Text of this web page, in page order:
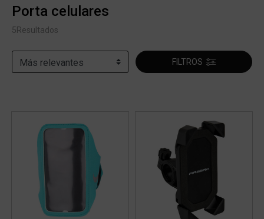
Porta celulares
5Resultados
FILTROS